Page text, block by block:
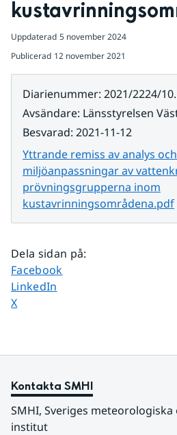
Uppdaterad 5 november 2024
Publicerad 12 november 2021
Diarienummer: 2021/2224/
Avsändare: Länsstyrelsen
Besvarad: 2021-11-12
Yttrande remiss av analys
miljöanpassningar av
prövningsgrupperna inom
kustavrinningsområdena.pdf
Dela sidan på:
Dela sidan på
Facebook
Dela sidan på
LinkedIn
Dela sidan på
X
Kontakta SMHI
SMHI, Sveriges
institut